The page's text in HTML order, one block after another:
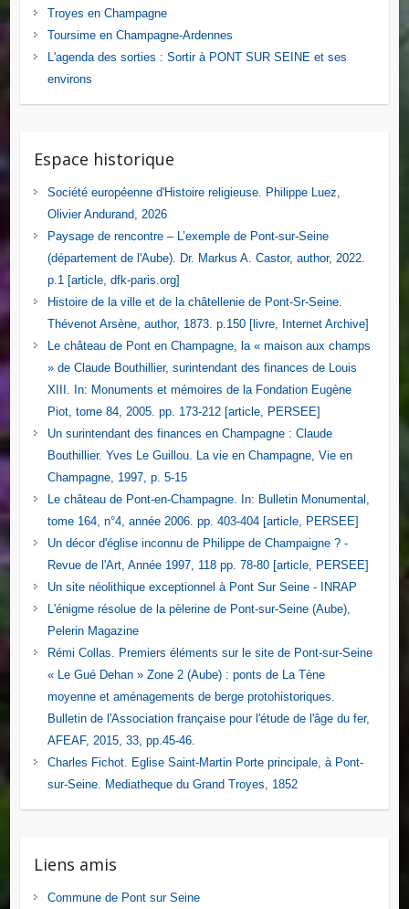
Troyes en Champagne
Toursime en Champagne-Ardennes
L'agenda des sorties : Sortir à PONT SUR SEINE et ses
environs
Espace historique
Société européenne d'Histoire religieuse. Philippe Luez,
Olivier Andurand, 2026
Paysage de rencontre – L’exemple de Pont-sur-Seine
(département de l'Aube). Dr. Markus A. Castor, author, 2022.
p.1 [article, dfk-paris.org]
Histoire de la ville et de la châtellenie de Pont-Sr-Seine.
Thévenot Arsène, author, 1873. p.150 [livre, Internet Archive]
Le château de Pont en Champagne, la « maison aux champs
» de Claude Bouthillier, surintendant des finances de Louis
XIII. In: Monuments et mémoires de la Fondation Eugène
Piot, tome 84, 2005. pp. 173-212 [article, PERSEE]
Un surintendant des finances en Champagne : Claude
Bouthillier. Yves Le Guillou. La vie en Champagne, Vie en
Champagne, 1997, p. 5-15
Le château de Pont-en-Champagne. In: Bulletin Monumental,
tome 164, n°4, année 2006. pp. 403-404 [article, PERSEE]
Un décor d'église inconnu de Philippe de Champaigne ? -
Revue de l'Art, Année 1997, 118 pp. 78-80 [article, PERSEE]
Un site néolithique exceptionnel à Pont Sur Seine - INRAP
L'énigme résolue de la pèlerine de Pont-sur-Seine (Aube),
Pelerin Magazine
Rémi Collas. Premiers éléments sur le site de Pont-sur-Seine
« Le Gué Dehan » Zone 2 (Aube) : ponts de La Tène
moyenne et aménagements de berge protohistoriques.
Bulletin de l'Association française pour l'étude de l'âge du fer,
AFEAF, 2015, 33, pp.45-46.
Charles Fichot. Eglise Saint-Martin Porte principale, à Pont-
sur-Seine. Mediatheque du Grand Troyes, 1852
Liens amis
Commune de Pont sur Seine